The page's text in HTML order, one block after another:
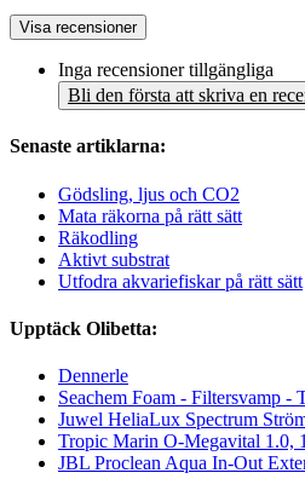
Visa recensioner
Inga recensioner tillgängliga
Bli den första att skriva en
Senaste artiklarna:
Gödsling, ljus och CO2
Mata räkorna på rätt sätt
Räkodling
Aktivt substrat
Utfodra akvariefiskar på rätt sätt
Upptäck Olibetta:
Dennerle
Seachem Foam - Filtersvamp -
Juwel HeliaLux Spectrum
Tropic Marin O-Megavital 1.0,
JBL Proclean Aqua In-Out